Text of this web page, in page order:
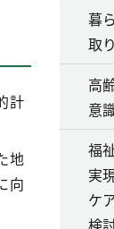
計
地
向
暮
取
高
意
福
実
ケ
検